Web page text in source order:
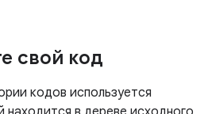
свой код
кодов используется